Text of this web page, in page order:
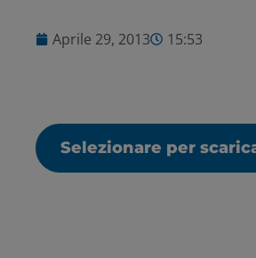
Aprile 29, 2013 15:53
Selezionare per